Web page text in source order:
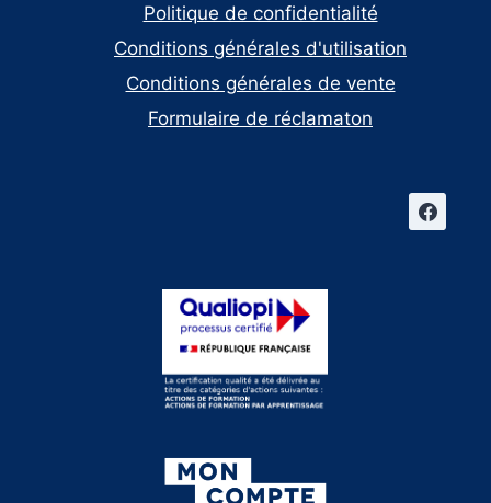
Politique de confidentialité
Conditions générales d'utilisation
Conditions générales de vente
Formulaire de réclamaton